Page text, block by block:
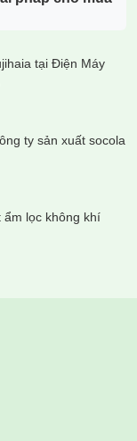
tại Điện Máy
ty sản xuất socola
lọc không khí